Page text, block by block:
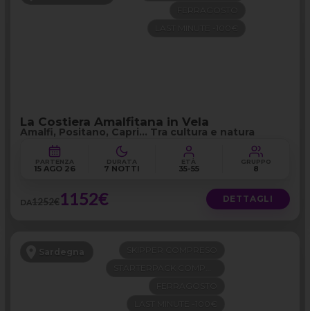
La Costiera Amalfitana in Vela
Amalfi, Positano, Capri… Tra cultura e natura
PARTENZA
15 AGO 26
DURATA
7 NOTTI
ETÀ
35-55
GRUPPO
8
DA1252€1152€ DETTAGLI
Sardegna